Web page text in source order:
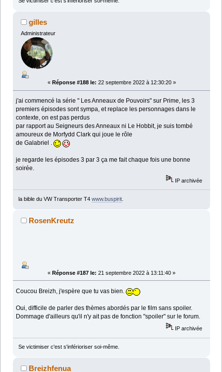
gilles
Administrateur
« Réponse #188 le: 22 septembre 2022 à 12:30:20 »
j'ai commencé la série " Les Anneaux de Pouvoirs" sur Prime, les 3
premiers épisodes sont sympa, et replace les personnages dans le
contexte, on est pas perdus
par rapport au Seigneurs des Anneaux ni Le Hobbit, je suis tombé
amoureux de Morfydd Clark qui joue le rôle
de Galabriel .
je regarde les épisodes 3 par 3 ça me fait chaque fois une bonne
soirée.
IP archivée
la bible du VW Transporter T4 www.buspirit.
RosenKreutz
« Réponse #187 le: 21 septembre 2022 à 13:11:40 »
Coucou Breizh, j'espère que tu vas bien.
Oui, difficile de parler des thèmes abordés par le film sans spoiler.
Dommage d'ailleurs qu'il n'y ait pas de fonction "spoiler" sur le forum.
IP archivée
Se victimiser c'est s'inférioriser soi-même.
Breizhfenua